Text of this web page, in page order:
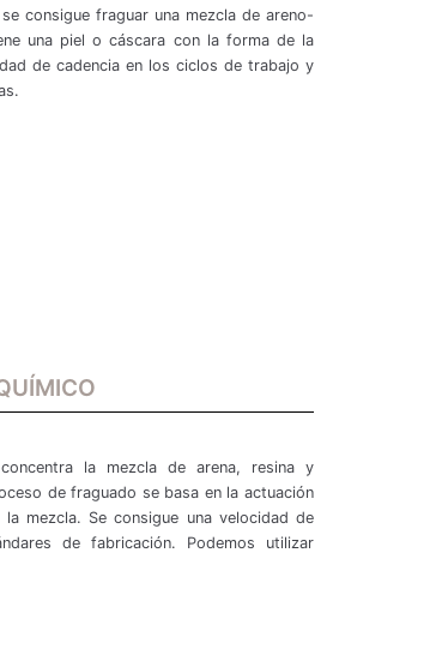
consigue fraguar una mezcla de areno-
una piel o cáscara con la forma de la
de cadencia en los ciclos de trabajo y
la mezcla de arena, resina y
de fraguado se basa en la actuación
mezcla. Se consigue una velocidad de
de fabricación. Podemos utilizar